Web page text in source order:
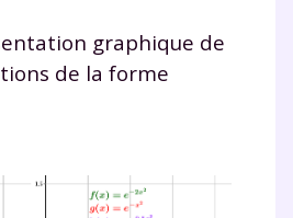
graphique de
de la forme